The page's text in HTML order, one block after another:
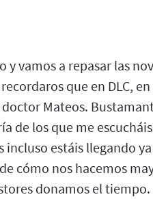
vamos a repasar las
que en DLC,
Mateos.
de los que me
estáis llegando
cómo nos hacemos
donamos el tiempo.